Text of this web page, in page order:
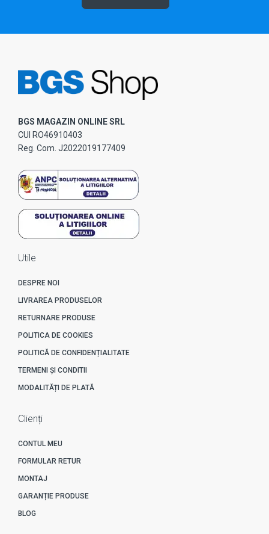
BGS MAGAZIN ONLINE SRL
CUI RO46910403
Reg. Com. J2022019177409
Utile
DESPRE NOI
LIVRAREA PRODUSELOR
RETURNARE PRODUSE
POLITICA DE COOKIES
POLITICĂ DE CONFIDENȚIALITATE
TERMENI ȘI CONDITII
MODALITĂȚI DE PLATĂ
Clienți
CONTUL MEU
FORMULAR RETUR
MONTAJ
GARANȚIE PRODUSE
BLOG